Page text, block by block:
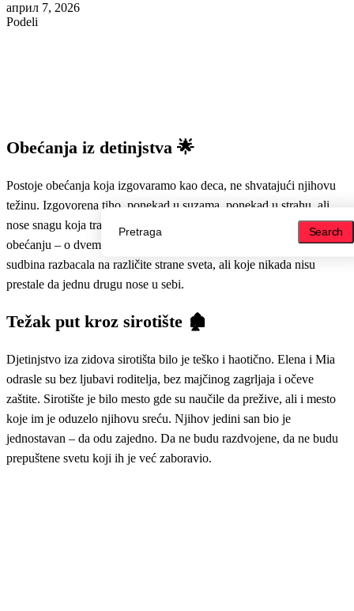
Search
Search
април 7, 2026
Podeli
Obećanja iz detinjstva 🌟
Postoje obećanja koja izgovaramo kao deca, ne shvatajući njihovu
težinu. Izgovorena tiho, ponekad u suzama, ponekad u strahu, ali
nose snagu koja traje ceo život. Ova priča govori upravo o takvom
obećanju – o dvema sestrama, razdvojenim u detinjstvu, koje je
sudbina razbacala na različite strane sveta, ali koje nikada nisu
prestale da jednu drugu nose u sebi.
Težak put kroz sirotište 🏚️
Djetinjstvo iza zidova sirotišta bilo je teško i haotično. Elena i Mia
odrasle su bez ljubavi roditelja, bez majčinog zagrljaja i očeve
zaštite. Sirotište je bilo mesto gde su naučile da prežive, ali i mesto
koje im je oduzelo njihovu sreću. Njihov jedini san bio je
jednostavan – da odu zajedno. Da ne budu razdvojene, da ne budu
prepuštene svetu koji ih je već zaboravio.